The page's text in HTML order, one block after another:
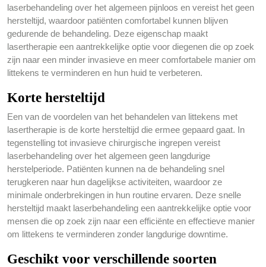
laserbehandeling over het algemeen pijnloos en vereist het geen
hersteltijd, waardoor patiënten comfortabel kunnen blijven
gedurende de behandeling. Deze eigenschap maakt
lasertherapie een aantrekkelijke optie voor diegenen die op zoek
zijn naar een minder invasieve en meer comfortabele manier om
littekens te verminderen en hun huid te verbeteren.
Korte hersteltijd
Een van de voordelen van het behandelen van littekens met
lasertherapie is de korte hersteltijd die ermee gepaard gaat. In
tegenstelling tot invasieve chirurgische ingrepen vereist
laserbehandeling over het algemeen geen langdurige
herstelperiode. Patiënten kunnen na de behandeling snel
terugkeren naar hun dagelijkse activiteiten, waardoor ze
minimale onderbrekingen in hun routine ervaren. Deze snelle
hersteltijd maakt laserbehandeling een aantrekkelijke optie voor
mensen die op zoek zijn naar een efficiënte en effectieve manier
om littekens te verminderen zonder langdurige downtime.
Geschikt voor verschillende soorten